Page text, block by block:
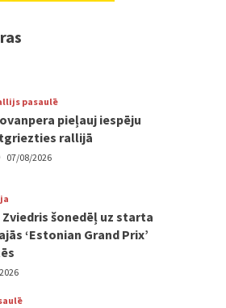
pasaulē
pieļauj iespēju
rallijā
07/08/2026
šonedēļ uz starta
‘Estonian Grand Prix’